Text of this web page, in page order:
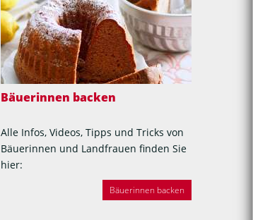
Bäuerinnen backen
Alle Infos, Videos, Tipps und Tricks von
Bäuerinnen und Landfrauen finden Sie
hier:
Bäuerinnen backen